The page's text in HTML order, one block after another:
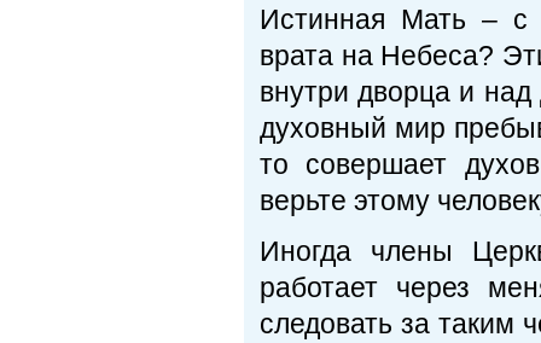
Истинная Мать – с
врата на Небеса?
внутри дворца и
духовный мир
то совершает
верьте этому
Иногда члены
работает через
следовать за таким